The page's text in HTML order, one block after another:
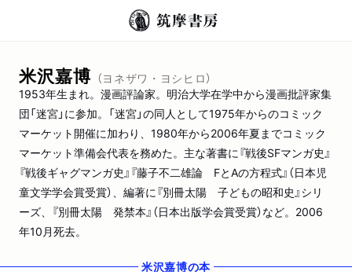
米沢嘉博 （ヨネザワ・ヨシヒロ）
1953年生まれ。漫画評論家。明治大学在学中から漫画批評家集
団「迷宮」に参加。「迷宮」の同人として1975年からのコミック
マーケット開催に加わり、1980年から2006年夏までコミック
マーケット準備会代表を務めた。主な著書に『戦後SFマンガ史』
『戦後ギャグマンガ史』『藤子不二雄論 FとAの方程式』（日本児
童文学学会賞受賞）、編著に『別冊太陽 子どもの昭和史』シリ
ーズ、『別冊太陽 発禁本』（日本出版学会賞受賞）など。2006
年10月死去。
米沢嘉博の本